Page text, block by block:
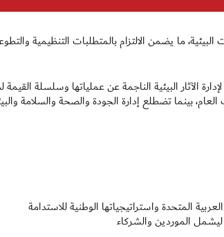
ما يضمن الالتزام بالمتطلبات التنظيمية
الآثار البيئية الناجمة عن عملياتها وسلسلة
بينما تضطلع إدارة الجودة والصحة والسلامة
المتحدة واستراتيجياتها الوطنية للاستدامة
الموردين والشركاء